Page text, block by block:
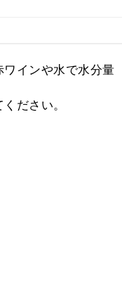
インや水で水分量
ださい。